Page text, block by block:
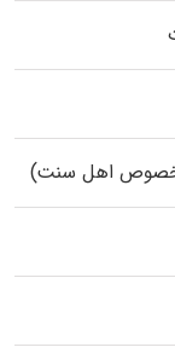
اهل سنت)